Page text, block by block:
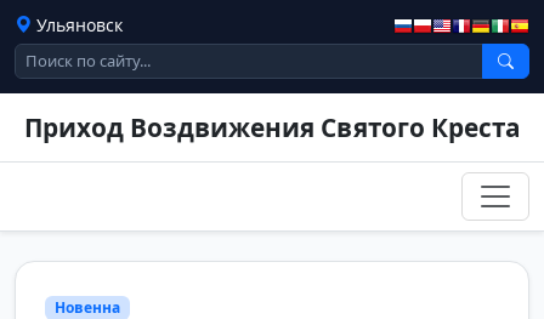
Ульяновск
Приход Воздвижения Святого Креста
Новенна